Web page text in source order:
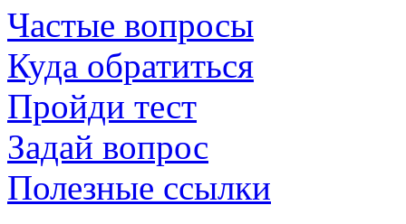
Частые вопросы
Куда обратиться
Пройди тест
Задай вопрос
Полезные ссылки